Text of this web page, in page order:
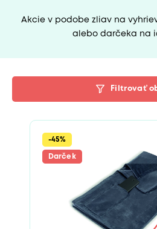
Akcie v podobe zliav na
alebo darčeka na
Filtrovať
Darček
-45%